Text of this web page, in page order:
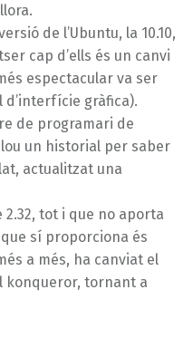
de l’Ubuntu, la 10.10,
cap d’ells és un canvi
espectacular va ser
d’interfície gràfica).
de programari de
un historial per saber
actualitzat una
2.32, tot i que no aporta
sí proporciona és
a més, ha canviat el
konqueror, tornant a